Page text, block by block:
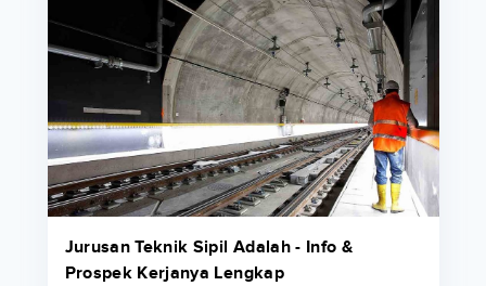
Jurusan Teknik Sipil Adalah - Info &
Prospek Kerjanya Lengkap